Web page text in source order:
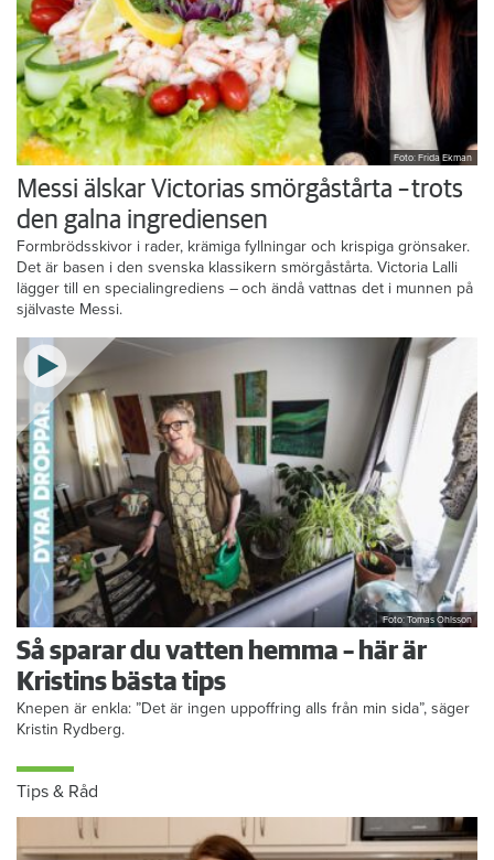
Foto: Frida Ekman
Messi älskar Victorias smörgåstårta – trots
den galna ingrediensen
Formbrödsskivor i rader, krämiga fyllningar och krispiga grönsaker.
Det är basen i den svenska klassikern smörgåstårta. Victoria Lalli
lägger till en specialingrediens – och ändå vattnas det i munnen på
självaste Messi.
Foto: Tomas Ohlsson
Så sparar du vatten hemma – här är
Kristins bästa tips
Knepen är enkla: ”Det är ingen uppoffring alls från min sida”, säger
Kristin Rydberg.
Tips & Råd